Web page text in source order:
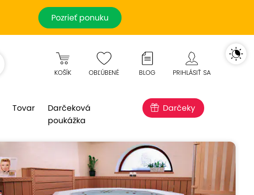
Pozrieť ponuku
KOŠÍK OBĽÚBENÉ BLOG PRIHLÁSIŤ SA
Tovar
Darčeková
poukážka
Darčeky